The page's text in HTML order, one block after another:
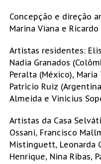
Concepção e direção
Marina Viana e Ricardo
Artistas residentes:
Nadia Granados
Peralta (México),
Patricio Ruiz
Almeida e Vinicius
Artistas da Casa
Ossani, Francisco
Mistinguett, Leonarda
Henrique, Nina Ribas,